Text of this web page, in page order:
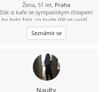
Žena, 51 let, Praha
Dát si kafe se sympatickym chlapem
by bylo fajn, co bude dál,se uvidí...
Seznámit se
Naulty